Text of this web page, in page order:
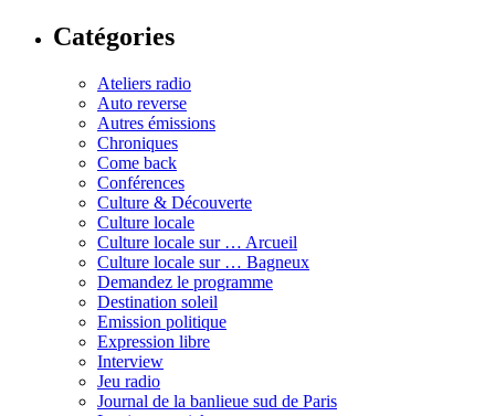
Catégories
Ateliers radio
Auto reverse
Autres émissions
Chroniques
Come back
Conférences
Culture & Découverte
Culture locale
Culture locale sur … Arcueil
Culture locale sur … Bagneux
Demandez le programme
Destination soleil
Emission politique
Expression libre
Interview
Jeu radio
Journal de la banlieue sud de Paris